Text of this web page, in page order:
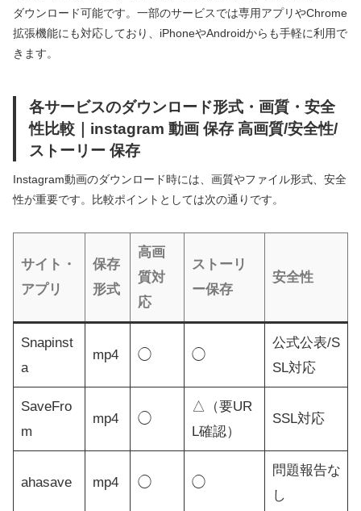
ダウンロード可能です。一部のサービスでは専用アプリやChrome
拡張機能にも対応しており、iPhoneやAndroidからも手軽に利用で
きます。
各サービスのダウンロード形式・画質・安全
性比較｜instagram 動画 保存 高画質/安全性/
ストーリー 保存
Instagram動画のダウンロード時には、画質やファイル形式、安全
性が重要です。比較ポイントとしては次の通りです。
サイト・
アプリ
保存
形式
高画
質対
応
ストーリ
ー保存
安全性
Snapinst
a
mp4 ◯ ◯
公式公表/S
SL対応
SaveFro
m
mp4 ◯
△（要UR
L確認）
SSL対応
ahasave mp4 ◯ ◯
問題報告な
し